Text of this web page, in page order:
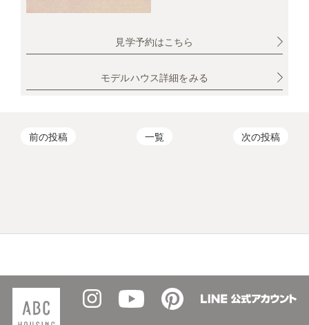
見学予約はこちら
モデルハウス詳細をみる
前の投稿 一覧 次の投稿